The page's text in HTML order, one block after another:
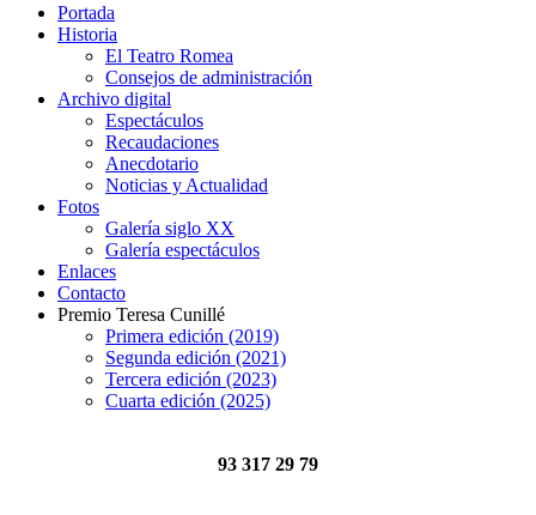
Portada
Historia
El Teatro Romea
Consejos de administración
Archivo digital
Espectáculos
Recaudaciones
Anecdotario
Noticias y Actualidad
Fotos
Galería siglo XX
Galería espectáculos
Enlaces
Contacto
Premio Teresa Cunillé
Primera edición (2019)
Segunda edición (2021)
Tercera edición (2023)
Cuarta edición (2025)
93 317 29 79